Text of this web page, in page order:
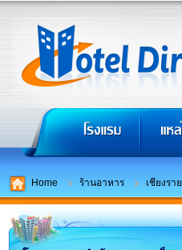
Home ร้านอาหาร เชียงราย